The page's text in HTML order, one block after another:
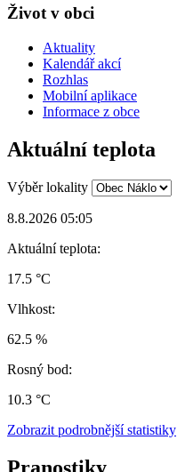
Život v obci
Aktuality
Kalendář akcí
Rozhlas
Mobilní aplikace
Informace z obce
Aktuální teplota
Výběr lokality
8.8.2026 05:05
Aktuální teplota:
17.5 °C
Vlhkost:
62.5 %
Rosný bod:
10.3 °C
Zobrazit podrobnější statistiky